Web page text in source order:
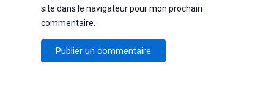
site dans le navigateur pour mon prochain
commentaire.